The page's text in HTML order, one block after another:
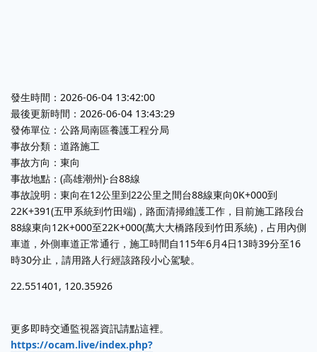
發生時間：2026-06-04 13:42:00
最後更新時間：2026-06-04 13:43:29
發佈單位：公路局南區養護工程分局
事故分類：道路施工
事故方向：東向
事故地點：(高雄潮州)-台88線
事故說明：東向在12公里到22公里之間台88線東向0K+000到
22K+391(五甲系統到竹田端)，路面清掃維護工作，目前施工路段台
88線東向12K+000至22K+000(萬大大橋路段到竹田系統)，占用內側
車道，外側車道正常通行，施工時間自115年6月4日13時39分至16
時30分止，請用路人行經該路段小心駕駛。
22.551401, 120.35926
更多即時交通監視器資訊請點這裡。
https://ocam.live/index.php?